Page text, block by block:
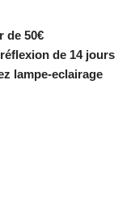
de 50€
de 14 jours
lampe-eclairage